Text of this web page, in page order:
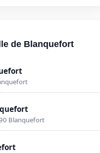
de Blanquefort
Blanquefort